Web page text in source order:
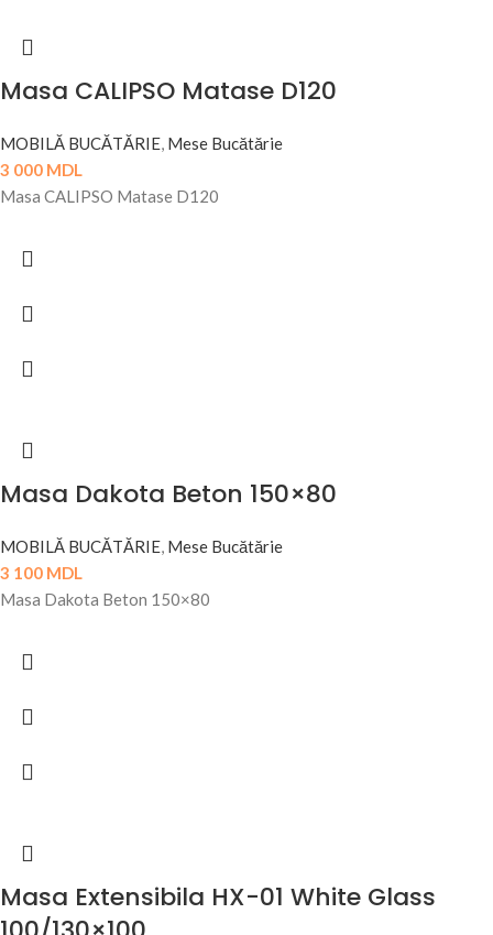
Masa CALIPSO Matase D120
MOBILĂ BUCĂTĂRIE, Mese Bucătărie
3 000 MDL
Masa CALIPSO Matase D120
Masa Dakota Beton 150×80
MOBILĂ BUCĂTĂRIE, Mese Bucătărie
3 100 MDL
Masa Dakota Beton 150×80
Masa Extensibila HX-01 White Glass